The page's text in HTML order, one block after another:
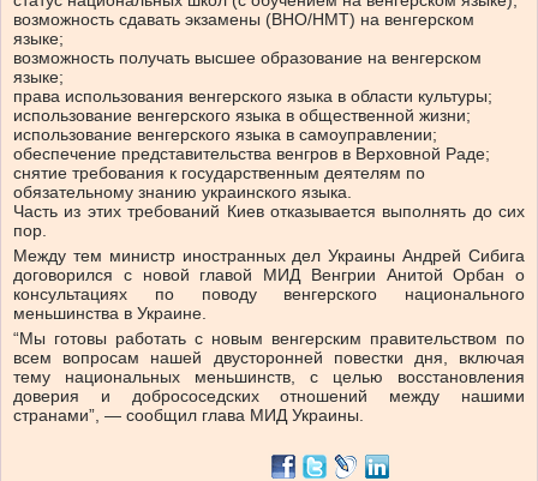
возможность сдавать экзамены (ВНО/НМТ) на венгерском
языке;
возможность получать высшее образование на венгерском
языке;
права использования венгерского языка в области культуры;
использование венгерского языка в общественной жизни;
использование венгерского языка в самоуправлении;
обеспечение представительства венгров в Верховной Раде;
снятие требования к государственным деятелям по
обязательному знанию украинского языка.
Часть из этих требований Киев отказывается выполнять до сих
пор.
Между тем министр иностранных дел Украины Андрей Сибига
договорился с новой главой МИД Венгрии Анитой Орбан о
консультациях по поводу венгерского национального
меньшинства в Украине.
“Мы готовы работать с новым венгерским правительством по
всем вопросам нашей двусторонней повестки дня, включая
тему национальных меньшинств, с целью восстановления
доверия и добрососедских отношений между нашими
странами”, — сообщил глава МИД Украины.